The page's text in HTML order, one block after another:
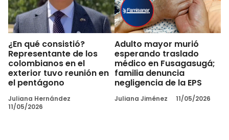
¿En qué consistió?
Representante de los
colombianos en el
exterior tuvo reunión en
el pentágono
Juliana Hernández
11/05/2026
Adulto mayor murió
esperando traslado
médico en Fusagasugá;
familia denuncia
negligencia de la EPS
Juliana Jiménez 11/05/2026